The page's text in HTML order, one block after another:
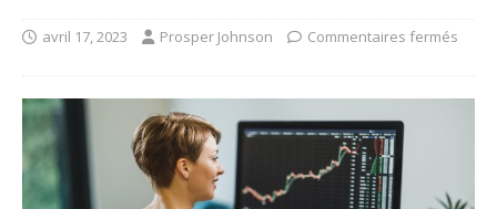
avril 17, 2023 Prosper Johnson Commentaires fermés